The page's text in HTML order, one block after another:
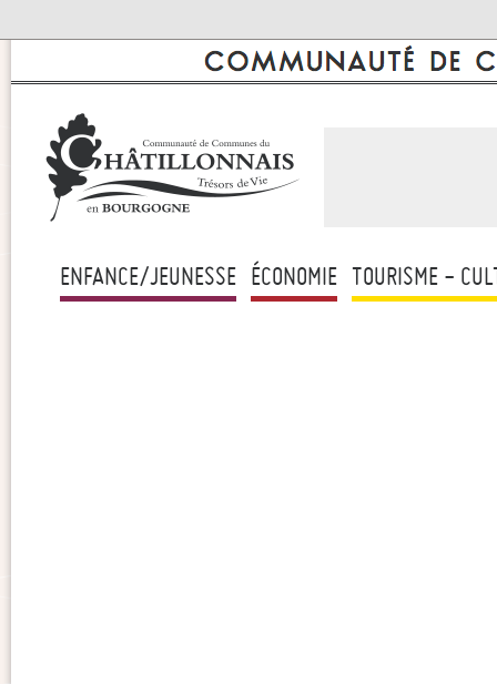
ENFANCE/JEUNESSE ÉCONOMIE TOURISME -